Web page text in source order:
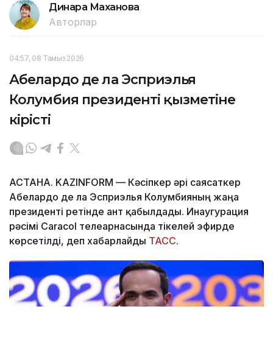
Динара Маханова
Авторлар
04:57, 08 Тамыз 2026
Абелардо де ла Эсприэлья
Колумбия президенті қызметіне
кірісті
АСТАНА. KAZINFORM — Кәсіпкер әрі саясаткер
Абелардо де ла Эсприэлья Колумбияның жаңа
президенті ретінде ант қабылдады. Инаугурация
рәсімі Caracol телеарнасында тікелей эфирде
көрсетілді, деп хабарлайды ТАСС.